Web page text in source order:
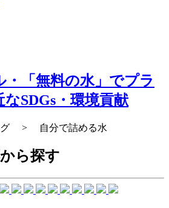
・「無料の水」でプラ
SDGs・環境貢献
> 自分で詰める水
ら探す